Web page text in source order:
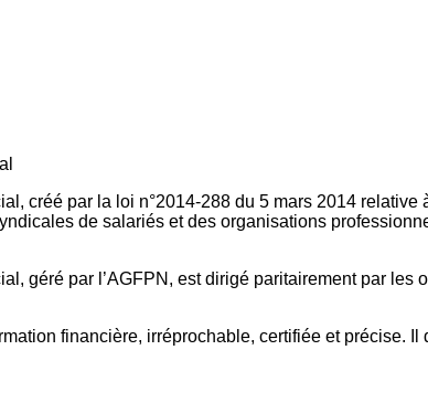
créé par la loi n°2014-288 du 5 mars 2014
de salariés et des organisations
géré par l’AGFPN, est dirigé paritairement par
financière, irréprochable, certifiée et